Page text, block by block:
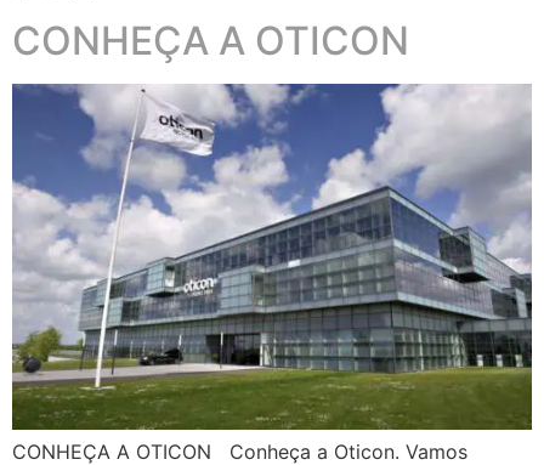
CONHEÇA A OTICON
CONHEÇA A OTICON Conheça a Oticon. Vamos